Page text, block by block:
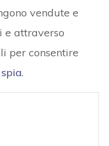
vendute e
e attraverso
per consentire
.